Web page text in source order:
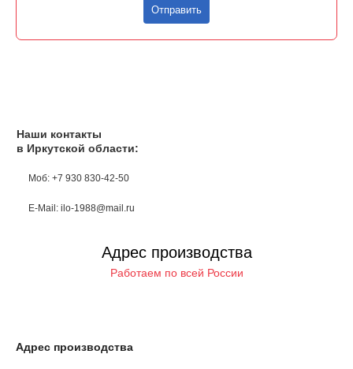
Отправить
Наши контакты
в Иркутской области:
Моб: +7 930 830-42-50
E-Mail: ilo-1988@mail.ru
Адрес производства
Работаем по всей России
Адрес производства